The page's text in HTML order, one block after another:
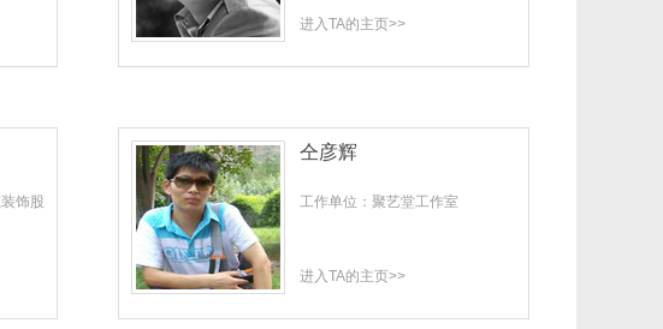
进入TA的主页>>
饰股
仝彦辉
工作单位：聚艺堂工作室
进入TA的主页>>